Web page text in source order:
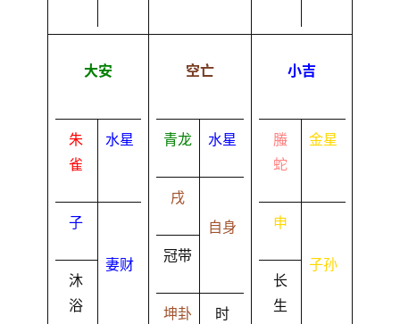
大安
朱
雀
水星
子
沐
浴
妻财
空亡
青龙 水星
戌
冠带
自身
坤卦 时
小吉
螣
蛇
金星
申
长
生
子孙